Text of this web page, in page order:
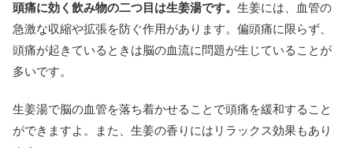
頭痛に効く飲み物の二つ目は生姜湯です。 生姜には、血管の
急激な収縮や拡張を防ぐ作用があります。偏頭痛に限らず、
頭痛が起きているときは脳の血流に問題が生じていることが
多いです。
生姜湯で脳の血管を落ち着かせることで頭痛を緩和すること
ができますよ。また、生姜の香りにはリラックス効果もあり